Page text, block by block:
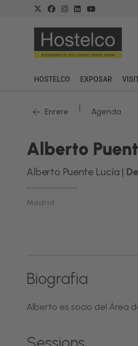
HOSTELCO EXPOSAR
Enrere | Agenda
Alberto
Alberto Puente Lucía |
Madrid
Biografia
Alberto es socio del Área